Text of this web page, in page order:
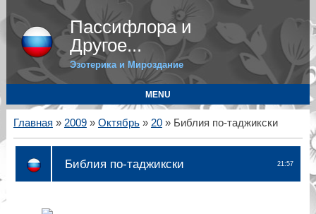
Пассифлора и
Другое...
Эзотерика и Мироздание
MENU
Главная » 2009 » Октябрь » 20» Библия по-таджикски
21:57
Библия по-таджикски